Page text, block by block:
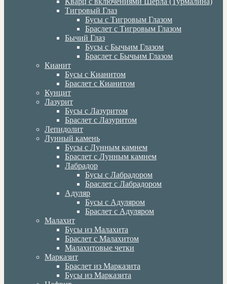
Тигровый Глаз
Бусы с Тигровым Глазом
Браслет с Тигровым Глазом
Бычий Глаз
Бусы с Бычьим Глазом
Браслет с Бычьим Глазом
Кианит
Бусы с Кианитом
Браслет с Кианитом
Кунцит
Лазурит
Бусы с Лазуритом
Браслет с Лазуритом
Лепидолит
Лунный камень
Бусы с Лунным камнем
Браслет с Лунным камнем
Лабрадор
Бусы с Лабрадором
Браслет с Лабрадором
Адуляр
Бусы с Адуляром
Браслет с Адуляром
Малахит
Бусы из Малахита
Браслет с Малахитом
Малахитовые четки
Марказит
Браслет из Марказита
Бусы из Марказита